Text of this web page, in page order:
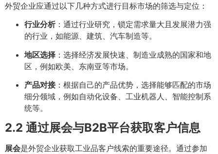
外贸企业应通过以下几种方式进行目标市场的筛选与定位：
行业分析：通过行业研究，锁定需求量大且发展潜力强
的行业，如能源、建筑、汽车制造等。
地区选择 ：选择经济发展快速、制造业成熟的国家和地
区，例如欧美、东南亚等市场。
产品对接：根据自己的产品优势，选择能够匹配的市场
细分领域，例如自动化设备、工业机器人、智能控制系
统等。
2.2 通过展会与B2B平台获取客户信息
展会是外贸企业获取工业品客户线索的重要途径。通过参加